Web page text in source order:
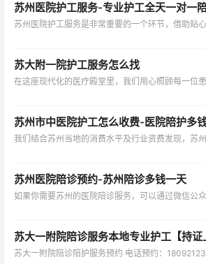
苏州医院护工服务-专业护工全天一对一
苏州医院护工服务是非常重要的一个环节，借助贴
苏大附一院护工服务怎么找
在这座现代化的医疗殿堂里，我们用心照顾每一位
苏州市中医院护工怎么收费-医院陪护多
我们结合苏州当地的消费水平及行业资费发现，苏
苏州医院陪诊预约-苏州陪诊多钱一天
如果你需要苏州的医院陪诊服务，可以通过微信公
苏大一附院陪诊服务本地专业护工【持证
苏大一附院陪诊陪护服务预约 电话预约